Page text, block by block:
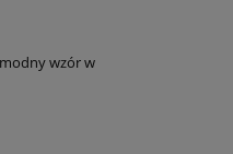
wzór w